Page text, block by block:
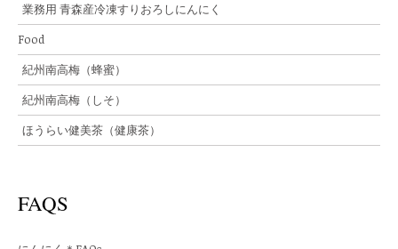
業務用 青森産冷凍すりおろしにんにく
Food
紀州南高梅（蜂蜜）
紀州南高梅（しそ）
ほうらい健美茶（健康茶）
FAQS